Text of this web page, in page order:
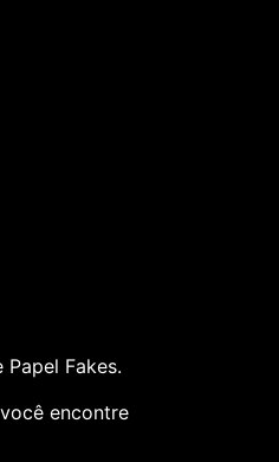
Fakes.
encontre